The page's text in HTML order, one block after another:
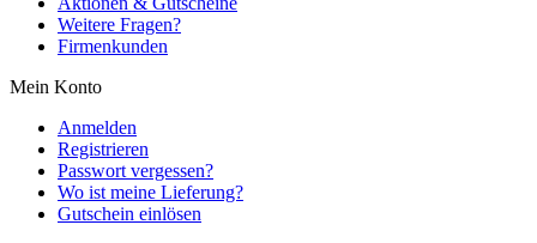
Weitere Fragen?
Firmenkunden
Mein Konto
Anmelden
Registrieren
Passwort vergessen?
Wo ist meine Lieferung?
Gutschein einlösen